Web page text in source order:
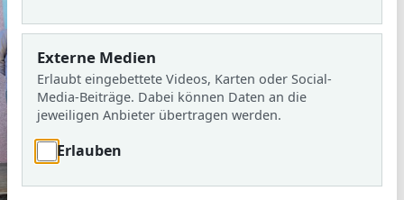
s
Externe Medien
Erlaubt eingebettete Videos, Karten oder Social-
Media-Beiträge. Dabei können Daten an die
jeweiligen Anbieter übertragen werden.
Erlauben